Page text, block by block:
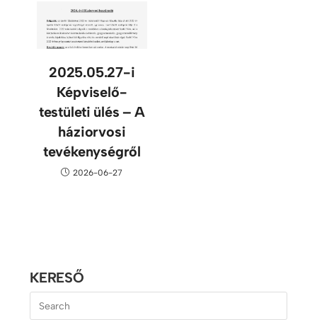
2025.05.27-i
Képviselő-
testületi ülés – A
háziorvosi
tevékenységről
2026-06-27
KERESŐ